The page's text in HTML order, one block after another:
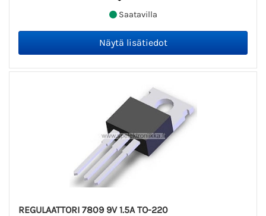
Saatavilla
REGULAATTORI 7809 9V 1.5A TO-220